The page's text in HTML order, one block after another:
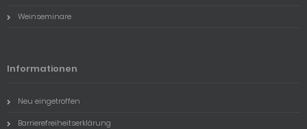
Weinseminare
Informationen
Neu eingetroffen
Barrierefreiheitserklärung